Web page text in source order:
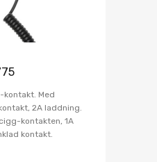
Med
2A laddning.
kontakten, 1A
kontakt.